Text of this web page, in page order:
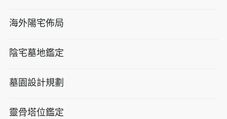
海外陽宅佈局
陰宅墓地鑑定
墓園設計規劃
靈骨塔位鑑定